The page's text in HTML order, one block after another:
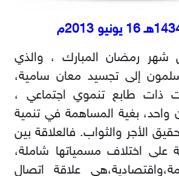
شهر رمضان المبارك ، والذي
إلى تجسيد معان سامية،
ذات طابع تنموي اجتماعي ،
بغية المساهمة في تنمية
الأجر والثواب. فالعلاقة بين
على اختلاف مسمياتها شاملة،
علاقة اتصال